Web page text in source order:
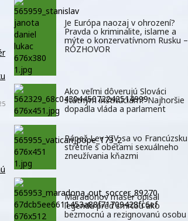
Je Európa naozaj v ohrození?
Pravda o kriminalite, islame a
mýte o konzervatívnom Rusku –
ROZHOVOR
Ako veľmi dôverujú Slováci
štátnym inštitúciám? Najhoršie
dopadla vláda a parlament
Pápež Lev XIV. sa vo Francúzsku
stretne s obeťami sexuálneho
zneužívania kňazmi
Maradonov masér opísal
legendu pred smrťou ako
bezmocnú a rezignovanú osobu